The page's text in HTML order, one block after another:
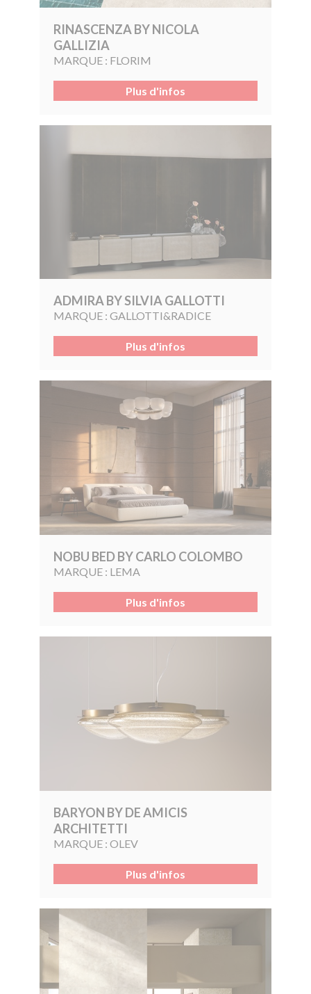
RINASCENZA BY NICOLA
GALLIZIA
MARQUE : FLORIM
Plus d'infos
ADMIRA BY SILVIA GALLOTTI
MARQUE :GALLOTTI&RADICE
Plus d'infos
NOBU BED BY CARLO COLOMBO
MARQUE : LEMA
Plus d'infos
BARYON BY DE AMICIS
ARCHITETTI
MARQUE :OLEV
Plus d'infos